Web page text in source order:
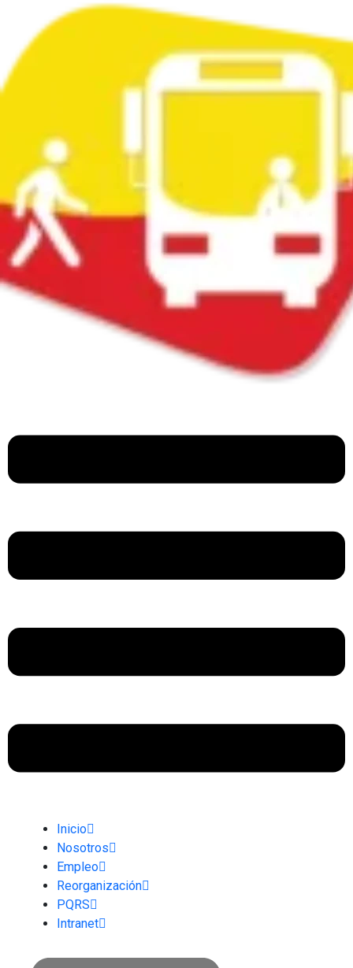
Inicio
Nosotros
Empleo
Reorganización
PQRS
Intranet